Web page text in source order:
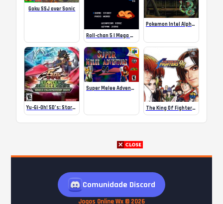
Goku SSJ over Sonic
Roll-chan 5 | Mega Man 5
Pokemon Intel Alpha 1.0.2
Yu-Gi-Oh! 5D’s: Stardust Accelerator – World Championship 2009
Super Melee Adventure 64 – Mario
The King Of Fighters ’98 – PS1
Comunidade Discord
Jogos Online Wx © 2026